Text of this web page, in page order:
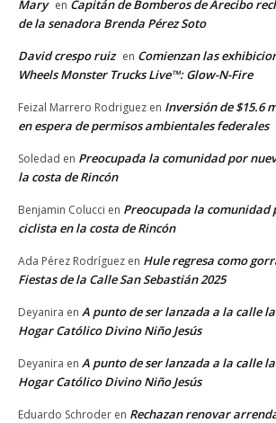
Mary en Capitán de Bomberos de Arecibo
de la senadora Brenda Pérez Soto
David crespo ruiz en Comienzan las
Wheels Monster Trucks Live™: Glow-N-Fire
Feizal Marrero Rodriguez en Inversión de $15.6
en espera de permisos ambientales federales
Soledad en Preocupada la comunidad por
la costa de Rincón
Benjamin Colucci en Preocupada la comunidad
ciclista en la costa de Rincón
Ada Pérez Rodríguez en Hule regresa como
Fiestas de la Calle San Sebastián 2025
Deyanira en A punto de ser lanzada a la calle
Hogar Católico Divino Niño Jesús
Deyanira en A punto de ser lanzada a la calle
Hogar Católico Divino Niño Jesús
Eduardo Schroder en Rechazan renovar